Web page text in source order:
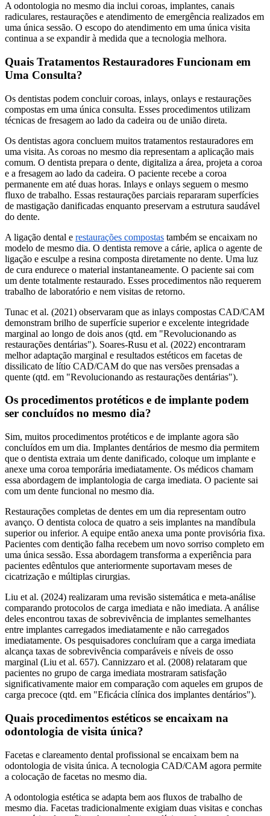
A odontologia no mesmo dia inclui coroas, implantes, canais
radiculares, restaurações e atendimento de emergência realizados em
uma única sessão. O escopo do atendimento em uma única visita
continua a se expandir à medida que a tecnologia melhora.
Quais Tratamentos Restauradores Funcionam em
Uma Consulta?
Os dentistas podem concluir coroas, inlays, onlays e restaurações
compostas em uma única consulta. Esses procedimentos utilizam
técnicas de fresagem ao lado da cadeira ou de união direta.
Os dentistas agora concluem muitos tratamentos restauradores em
uma visita. As coroas no mesmo dia representam a aplicação mais
comum. O dentista prepara o dente, digitaliza a área, projeta a coroa
e a fresagem ao lado da cadeira. O paciente recebe a coroa
permanente em até duas horas. Inlays e onlays seguem o mesmo
fluxo de trabalho. Essas restaurações parciais repararam superfícies
de mastigação danificadas enquanto preservam a estrutura saudável
do dente.
A ligação dental e restaurações compostas também se encaixam no
modelo de mesmo dia. O dentista remove a cárie, aplica o agente de
ligação e esculpe a resina composta diretamente no dente. Uma luz
de cura endurece o material instantaneamente. O paciente sai com
um dente totalmente restaurado. Esses procedimentos não requerem
trabalho de laboratório e nem visitas de retorno.
Tunac et al. (2021) observaram que as inlays compostas CAD/CAM
demonstram brilho de superfície superior e excelente integridade
marginal ao longo de dois anos (qtd. em "Revolucionando as
restaurações dentárias"). Soares-Rusu et al. (2022) encontraram
melhor adaptação marginal e resultados estéticos em facetas de
dissilicato de lítio CAD/CAM do que nas versões prensadas a
quente (qtd. em "Revolucionando as restaurações dentárias").
Os procedimentos protéticos e de implante podem
ser concluídos no mesmo dia?
Sim, muitos procedimentos protéticos e de implante agora são
concluídos em um dia. Implantes dentários de mesmo dia permitem
que o dentista extraia um dente danificado, coloque um implante e
anexe uma coroa temporária imediatamente. Os médicos chamam
essa abordagem de implantologia de carga imediata. O paciente sai
com um dente funcional no mesmo dia.
Restaurações completas de dentes em um dia representam outro
avanço. O dentista coloca de quatro a seis implantes na mandíbula
superior ou inferior. A equipe então anexa uma ponte provisória fixa.
Pacientes com dentição falha recebem um novo sorriso completo em
uma única sessão. Essa abordagem transforma a experiência para
pacientes edêntulos que anteriormente suportavam meses de
cicatrização e múltiplas cirurgias.
Liu et al. (2024) realizaram uma revisão sistemática e meta-análise
comparando protocolos de carga imediata e não imediata. A análise
deles encontrou taxas de sobrevivência de implantes semelhantes
entre implantes carregados imediatamente e não carregados
imediatamente. Os pesquisadores concluíram que a carga imediata
alcança taxas de sobrevivência comparáveis e níveis de osso
marginal (Liu et al. 657). Cannizzaro et al. (2008) relataram que
pacientes no grupo de carga imediata mostraram satisfação
significativamente maior em comparação com aqueles em grupos de
carga precoce (qtd. em "Eficácia clínica dos implantes dentários").
Quais procedimentos estéticos se encaixam na
odontologia de visita única?
Facetas e clareamento dental profissional se encaixam bem na
odontologia de visita única. A tecnologia CAD/CAM agora permite
a colocação de facetas no mesmo dia.
A odontologia estética se adapta bem aos fluxos de trabalho de
mesmo dia. Facetas tradicionalmente exigiam duas visitas e conchas